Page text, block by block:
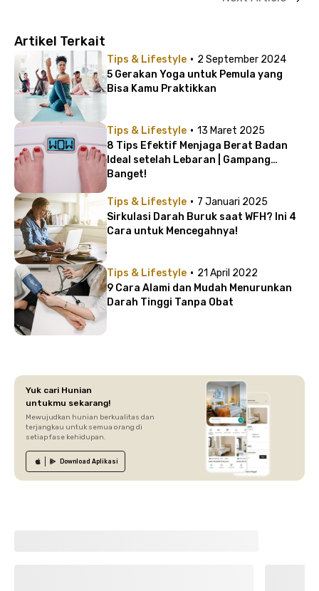
Artikel Terkait
Tips & Lifestyle · 2 September 2024
5 Gerakan Yoga untuk Pemula yang
Bisa Kamu Praktikkan
Tips & Lifestyle · 13 Maret 2025
8 Tips Efektif Menjaga Berat Badan
Ideal setelah Lebaran | Gampang
Banget!
Tips & Lifestyle · 7 Januari 2025
Sirkulasi Darah Buruk saat WFH? Ini 4
Cara untuk Mencegahnya!
Tips & Lifestyle · 21 April 2022
9 Cara Alami dan Mudah Menurunkan
Darah Tinggi Tanpa Obat
Yuk cari Hunian
untukmu sekarang!
Mewujudkan hunian berkualitas dan
terjangkau untuk semua orang di
setiap fase kehidupan.
Download Aplikasi